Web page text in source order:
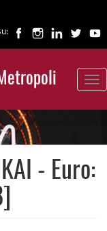
- Euro: